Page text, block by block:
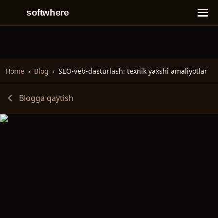
softwhere
Home › Blog › SEO-veb-dasturlash: texnik yaxshi amaliyotlar
Blogga qaytish